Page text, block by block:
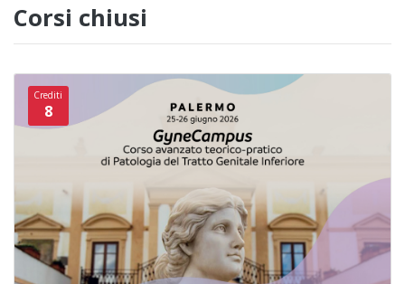
Corsi chiusi
Crediti
8